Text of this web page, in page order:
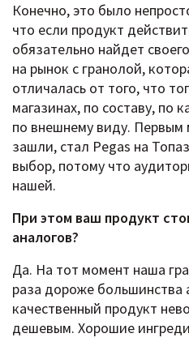
Конечно, это было
что если продукт
обязательно найдет
на рынок с гранолой,
отличалась от того, что
магазинах, по составу, по
по внешнему виду.
зашли, стал Pegas на
выбор, потому что
нашей.
При этом ваш продукт
аналогов?
Да. На тот момент наша
раза дороже большинства
качественный продукт
дешевым. Хорошие